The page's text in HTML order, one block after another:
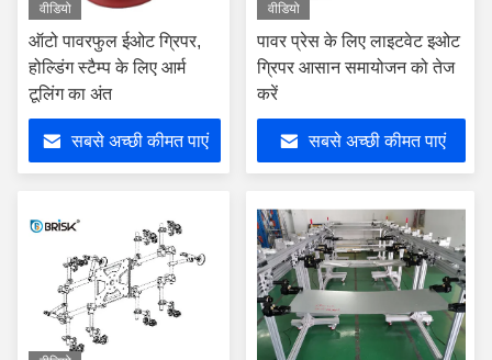
वीडियो
ऑटो पावरफुल ईओट ग्रिपर,
होल्डिंग स्टैम्प के लिए आर्म
टूलिंग का अंत
सबसे अच्छी कीमत पाएं
वीडियो
पावर प्रेस के लिए लाइटवेट इओट
ग्रिपर आसान समायोजन को तेज
करें
सबसे अच्छी कीमत पाएं